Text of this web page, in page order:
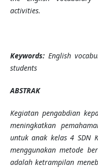
activities.
Keywords: English
students
ABSTRAK
Kegiatan pengabdian
meningkatkan
untuk anak kelas 4 SDN
menggunakan metode
adalah ketrampilan